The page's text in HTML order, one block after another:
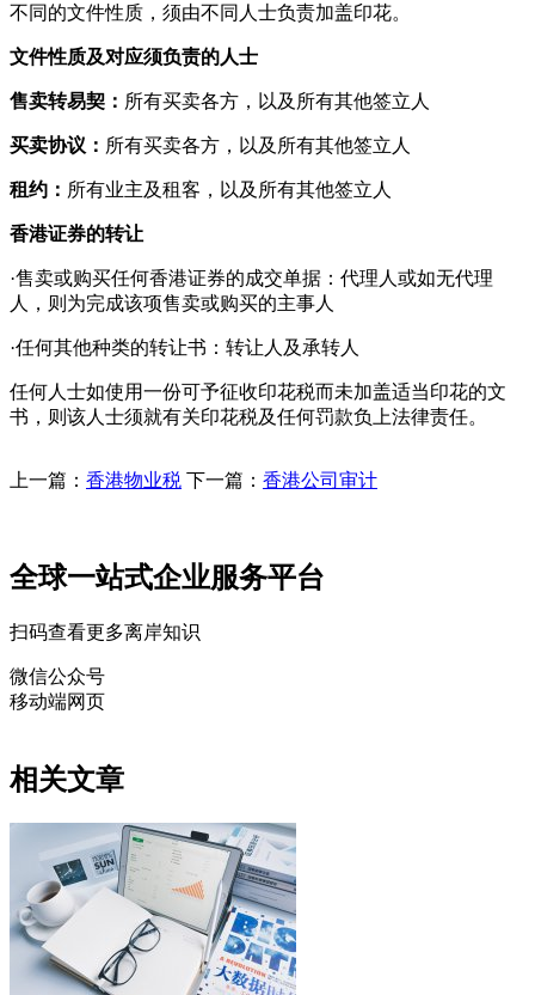
不同的文件性质，须由不同人士负责加盖印花。
文件性质及对应须负责的人士
售卖转易契： 所有买卖各方，以及所有其他签立人
买卖协议： 所有买卖各方，以及所有其他签立人
租约： 所有业主及租客，以及所有其他签立人
香港证券的转让
·售卖或购买任何香港证券的成交单据：代理人或如无代理
人，则为完成该项售卖或购买的主事人
·任何其他种类的转让书：转让人及承转人
任何人士如使用一份可予征收印花税而未加盖适当印花的文
书，则该人士须就有关印花税及任何罚款负上法律责任。
上一篇： 香港物业税 下一篇： 香港公司审计
全球一站式企业服务平台
扫码查看更多离岸知识
微信公众号
移动端网页
相关文章